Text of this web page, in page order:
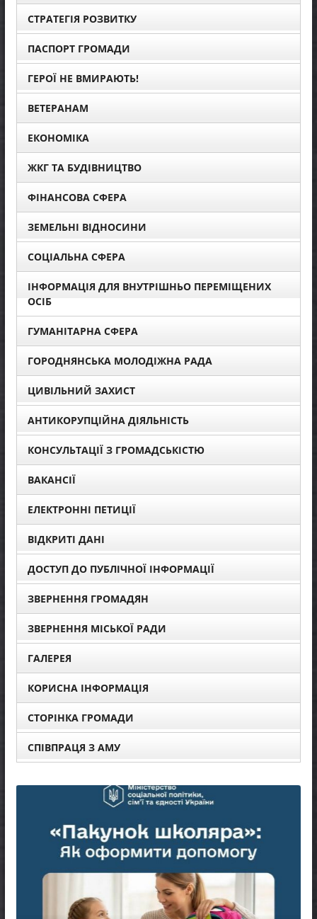
СТРАТЕГІЯ РОЗВИТКУ
ПАСПОРТ ГРОМАДИ
ГЕРОЇ НЕ ВМИРАЮТЬ!
ВЕТЕРАНАМ
ЕКОНОМІКА
ЖКГ ТА БУДІВНИЦТВО
ФІНАНСОВА СФЕРА
ЗЕМЕЛЬНІ ВІДНОСИНИ
СОЦІАЛЬНА СФЕРА
ІНФОРМАЦІЯ ДЛЯ ВНУТРІШНЬО ПЕРЕМІЩЕНИХ
ОСІБ
ГУМАНІТАРНА СФЕРА
ГОРОДНЯНСЬКА МОЛОДІЖНА РАДА
ЦИВІЛЬНИЙ ЗАХИСТ
АНТИКОРУПЦІЙНА ДІЯЛЬНІСТЬ
КОНСУЛЬТАЦІЇ З ГРОМАДСЬКІСТЮ
ВАКАНСІЇ
ЕЛЕКТРОННІ ПЕТИЦІЇ
ВІДКРИТІ ДАНІ
ДОСТУП ДО ПУБЛІЧНОЇ ІНФОРМАЦІЇ
ЗВЕРНЕННЯ ГРОМАДЯН
ЗВЕРНЕННЯ МІСЬКОЇ РАДИ
ГАЛЕРЕЯ
КОРИСНА ІНФОРМАЦІЯ
СТОРІНКА ГРОМАДИ
СПІВПРАЦЯ З АМУ